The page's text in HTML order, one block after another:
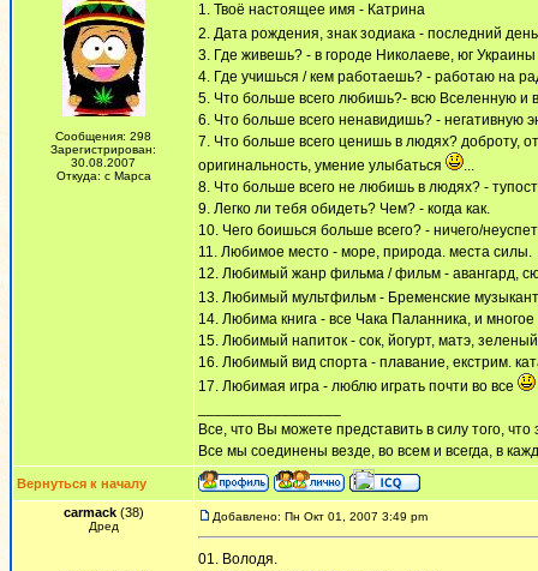
Сообщения: 298
Зарегистрирован:
30.08.2007
Откуда: с Марса
1. Твоё настоящее имя - Катрина
2. Дата рождения, знак зодиака - последний
3. Где живешь? - в городе Николаеве, юг Украины
4. Где учишься / кем работаешь? - работаю на
5. Что больше всего любишь?- всю Вселенную и
6. Что больше всего ненавидишь? - негативную
7. Что больше всего ценишь в людях? доброту,
оригинальность, умение улыбаться
...
8. Что больше всего не любишь в людях? -
9. Легко ли тебя обидеть? Чем? - когда как.
10. Чего боишься больше всего? - ничего/
11. Любимое место - море, природа. места силы.
12. Любимый жанр фильма / фильм - авангард,
13. Любимый мультфильм - Бременские
14. Любима книга - все Чака Паланника, и многое
15. Любимый напиток - сок, йогурт, матэ,
16. Любимый вид спорта - плавание, екстрим.
17. Любимая игра - люблю играть почти во все
Все, что Вы можете представить в силу того,
Все мы соединены везде, во всем и всегда, в
Вернуться к началу
carmack(38)
Дред
Добавлено: Пн Окт 01, 2007 3:49 pm
01. Володя.